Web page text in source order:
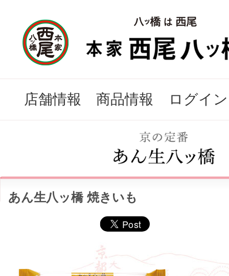
店舗情報 商品情報 ログイン
あん生八ッ橋 焼きいも